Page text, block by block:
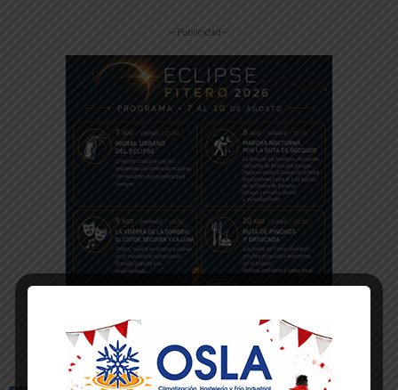
-- Publicidad --